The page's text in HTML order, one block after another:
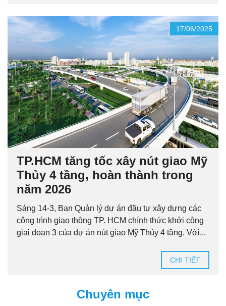
17/06/2025
TP.HCM tăng tốc xây nút giao Mỹ
Thủy 4 tầng, hoàn thành trong
năm 2026
Sáng 14-3, Ban Quản lý dự án đầu tư xây dựng các
công trình giao thông TP. HCM chính thức khởi công
giai đoạn 3 của dự án nút giao Mỹ Thủy 4 tầng. Với...
CHI TIẾT
Chuyên mục